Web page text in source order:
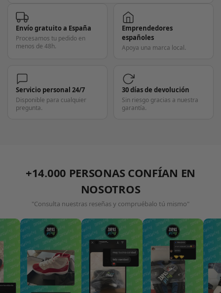
Envío gratuito a España
Procesamos tu pedido en
menos de 48h.
Emprendedores
españoles
Apoya una marca local.
Servicio personal 24/7
Disponible para cualquier
pregunta.
30 días de devolución
Sin riesgo gracias a nuestra
garantía.
+14.000 PERSONAS CONFÍAN EN
NOSOTROS
"Consulta nuestras reseñas y compruébalo tú mismo"